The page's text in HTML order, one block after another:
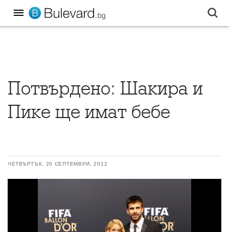
Потвърдено: Шакира и
Пике ще имат бебе
ЧЕТВЪРТЪК, 20 СЕПТЕМВРИ, 2012